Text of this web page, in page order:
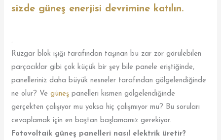
sizde güneş enerjisi devrimine katılın.
.
Rüzgar blok ışığı tarafından taşınan bu zar zor görülebilen
parçacıklar gibi çok küçük bir şey bile panele eriştiğinde,
panelleriniz daha büyük nesneler tarafından gölgelendiğinde
ne olur? Vegüneşpanelleri kısmen gölgelendiğinde
gerçekten çalışıyor mu yoksa hiç çalışmıyor mu? Bu soruları
cevaplamak için en baştan başlamamız gerekiyor.
Fotovoltaik güneş panelleri nasıl elektrik üretir?